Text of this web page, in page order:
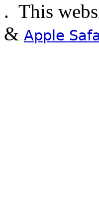
. This
& Apple